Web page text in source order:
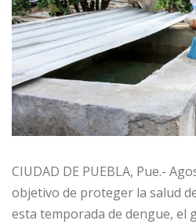
CIUDAD DE PUEBLA, Pue.-
objetivo de proteger la salud
esta temporada de dengue, el